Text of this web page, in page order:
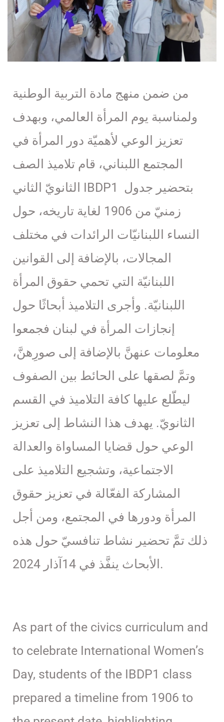
من ضمن منهج مادة التربية الوطنية
ولمناسبة يوم المرأة العالمي، وبهدف
تعزيز الوعي لأهميّة دور المرأة في
المجتمع اللبناني، قام تلاميذ الصف
الثانويّ الثاني IBDP1 بتحضير جدول
زمنيّ من 1906 لغاية تاريخه، حول
النساء اللبنانيّات الرائدات في مختلف
المجالات، بالإضافة إلى القوانين
اللبنانيّة التي تحمي حقوق المرأة
اللبنانيّة. وأجرى التلاميذ أبحاثًا حول
إنجازات المرأة في لبنان فجمعوا
معلومات عنهنَّ بالإضافة إلى صورِهنَّ،
وتمَّ لصقها على الحائط بين الصفوف
ليطّلع عليها كافة التلاميذ في القسم
الثانويّ. يهدف هذا النشاط إلى تعزيز
الوعي حول قضايا المساواة والعدالة
الاجتماعية، وتشجيع التلاميذ على
المشاركة الفعّالة في تعزيز حقوق
المرأة ودورها في المجتمع، ومن أجل
ذلك تمَّ تحضير نشاط تنافسيّ حول هذه
الأبحاث ينفَّذ في 14آذار 2024.
As part of the civics curriculum and
to celebrate International Women’s
Day, students of the IBDP1 class
prepared a timeline from 1906 to